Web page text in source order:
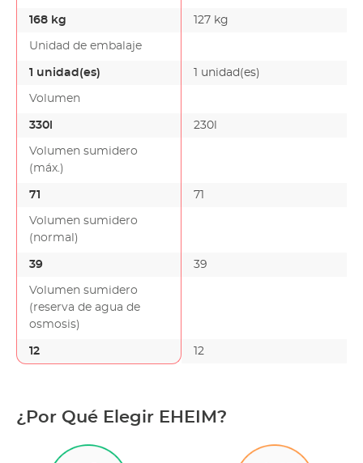
168 kg 127 kg
Unidad de embalaje
1 unidad(es) 1 unidad(es)
Volumen
330l 230l
Volumen sumidero
(máx.)
71 71
Volumen sumidero
(normal)
39 39
Volumen sumidero
(reserva de agua de
osmosis)
12 12
¿Por Qué Elegir EHEIM?